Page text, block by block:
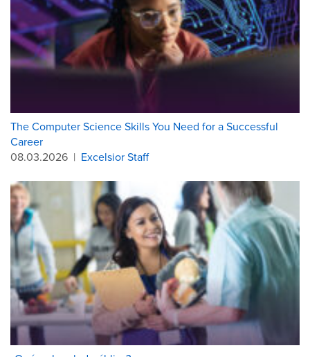
The Computer Science Skills You Need for a Successful
Career
08.03.2026 | Excelsior Staff